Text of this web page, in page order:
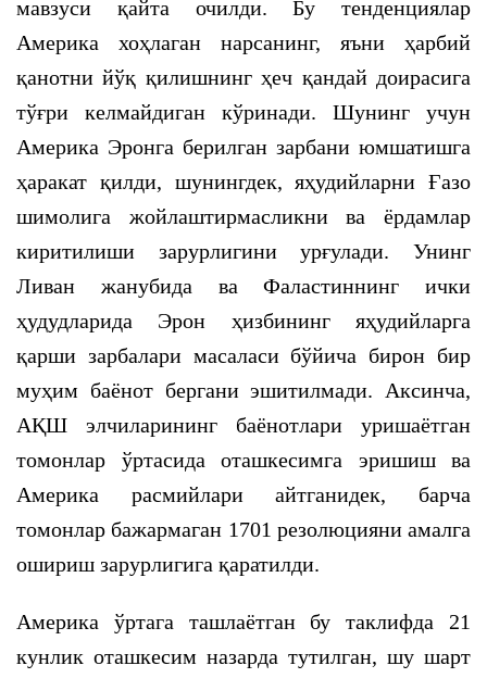
мавзуси қайта очилди. Бу тенденциялар
Америка хоҳлаган нарсанинг, яъни ҳарбий
қанотни йўқ қилишнинг ҳеч қандай доирасига
тўғри келмайдиган кўринади. Шунинг учун
Америка Эронга берилган зарбани юмшатишга
ҳаракат қилди, шунингдек, яҳудийларни Ғазо
шимолига жойлаштирмасликни ва ёрдамлар
киритилиши зарурлигини урғулади. Унинг
Ливан жанубида ва Фаластиннинг ички
ҳудудларида Эрон ҳизбининг яҳудийларга
қарши зарбалари масаласи бўйича бирон бир
муҳим баёнот бергани эшитилмади. Аксинча,
АҚШ элчиларининг баёнотлари уришаётган
томонлар ўртасида оташкесимга эришиш ва
Америка расмийлари айтганидек, барча
томонлар бажармаган 1701 резолюцияни амалга
ошириш зарурлигига қаратилди.
Америка ўртага ташлаётган бу таклифда 21
кунлик оташкесим назарда тутилган, шу шарт